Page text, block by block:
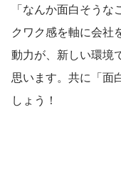
「なんか面白そう
クワク感を軸に会社
動力が、新しい環境
思います。共に「面
しょう！